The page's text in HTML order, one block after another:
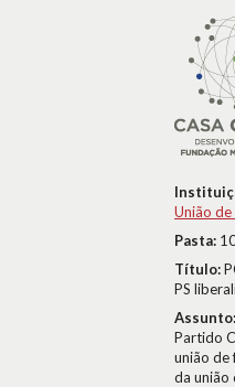
União
Pasta:
Título:
PS
Assunto:
Partido
união de
da união